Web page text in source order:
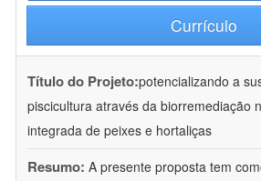
Currículo
Título do Projeto:potencializando a
piscicultura através da biorremediação
integrada de peixes e hortaliças
Resumo: A presente proposta tem